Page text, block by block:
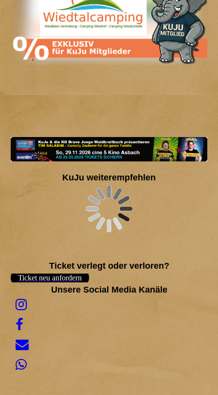
KuJu weiterempfehlen
Ticket verlegt oder verloren?
Ticket neu anfordern
Unsere Social Media Kanäle